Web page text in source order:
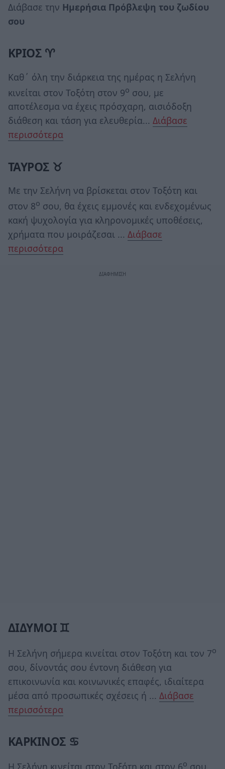
Διάβασε την Ημερήσια Πρόβλεψη του ζωδίου
σου
ΚΡΙΟΣ ♈
Καθ΄ όλη την διάρκεια της ημέρας η Σελήνη
κινείται στον Τοξότη στον 9ο σου, με
αποτέλεσμα να έχεις πρόσχαρη, αισιόδοξη
διάθεση και τάση για ελευθερία... Διάβασε
περισσότερα
ΤΑΥΡΟΣ ♉
Με την Σελήνη να βρίσκεται στον Τοξότη και
στον 8ο σου, θα έχεις εμμονές και ενδεχομένως
κακή ψυχολογία για κληρονομικές υποθέσεις,
χρήματα που μοιράζεσαι ... Διάβασε
περισσότερα
ΔΙΔΥΜΟΙ ♊
Η Σελήνη σήμερα κινείται στον Τοξότη και τον 7ο
σου, δίνοντάς σου έντονη διάθεση για
επικοινωνία και κοινωνικές επαφές, ιδιαίτερα
μέσα από προσωπικές σχέσεις ή ... Διάβασε
περισσότερα
ΚΑΡΚΙΝΟΣ ♋
ο